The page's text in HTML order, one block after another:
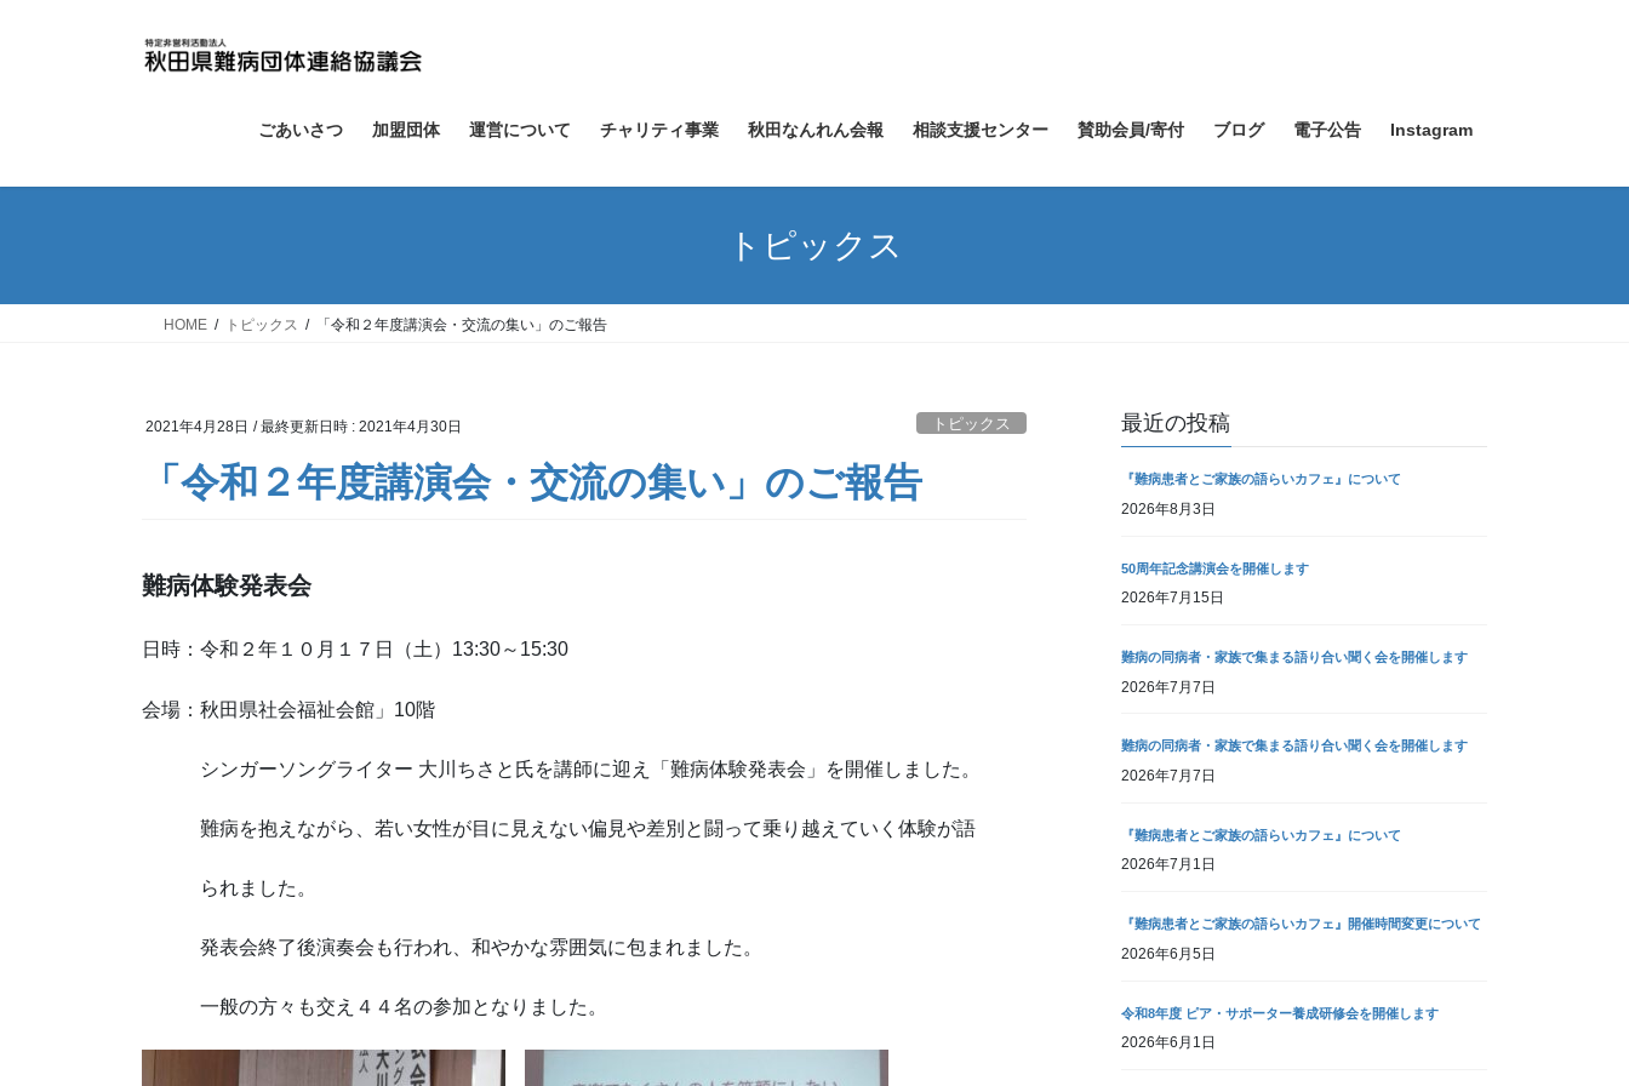
ス
ン
ごあいさつ 加盟団体 運営について チャリティ事業 秋田なんれん会報 相談支援センター 賛助会員/寄付 ブログ 電子公告 Instagram
トピックス
HOME トピックス 「令和２年度講演会・交流の集い」のご報告
2021年4月28日 / 最終更新日時 : 2021年4月30日 トピックス
「令和２年度講演会・交流の集い」のご報告
難病体験発表会
日時：令和２年１０月１７日（土） 13:30～ 15:30
会場：秋田県社会福祉会館」 10階
シンガーソングライター 大川ちさと氏を講師に迎え「難病体験発表会」を開催しました。
難病を抱えながら、若い女性が目に見えない偏見や差別と闘って乗り越えていく体験が語
られました。
発表会終了後演奏会も行われ、和やかな雰囲気に包まれました。
一般の方々も交え４４名の参加となりました。
最近の投稿
『難病患者とご家族の語らいカフェ』について
2026年8月3日
50周年記念講演会を開催します
2026年7月15日
難病の同病者・家族で集まる語り合い聞く会を開催します
2026年7月7日
難病の同病者・家族で集まる語り合い聞く会を開催します
2026年7月7日
『難病患者とご家族の語らいカフェ』について
2026年7月1日
『難病患者とご家族の語らいカフェ』開催時間変更について
2026年6月5日
令和8年度 ピア・サポーター養成研修会を開催します
2026年6月1日